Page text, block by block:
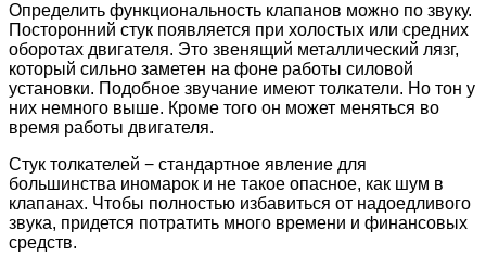
Определить функциональность клапанов можно по звуку.
Посторонний стук появляется при холостых или средних
оборотах двигателя. Это звенящий металлический лязг,
который сильно заметен на фоне работы силовой
установки. Подобное звучание имеют толкатели. Но тон у
них немного выше. Кроме того он может меняться во
время работы двигателя.
Стук толкателей − стандартное явление для
большинства иномарок и не такое опасное, как шум в
клапанах. Чтобы полностью избавиться от надоедливого
звука, придется потратить много времени и финансовых
средств.